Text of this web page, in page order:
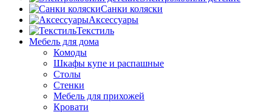
Санки коляски
Аксессуары
Текстиль
Мебель для дома
Комоды
Шкафы купе и распашные
Столы
Стенки
Мебель для прихожей
Кровати